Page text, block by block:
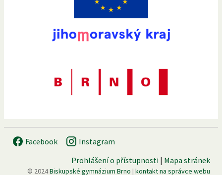
Facebook
Instagram
Prohlášení o přístupnosti | Mapa stránek
© 2024Biskupské gymnázium Brno | kontakt na správce webu